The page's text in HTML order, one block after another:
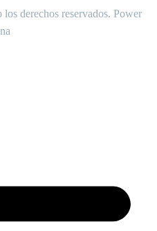
derechos reservados. Power